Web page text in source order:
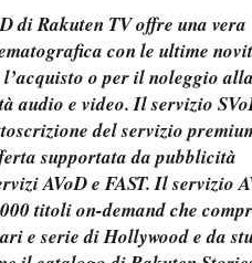
di Rakuten TV offre una vera
con le ultime
o per il noleggio alla
audio e video. Il servizio
del servizio
supportata da pubblicità
AVoD e FAST. Il servizio
titoli on-demand che
e serie di Hollywood e da